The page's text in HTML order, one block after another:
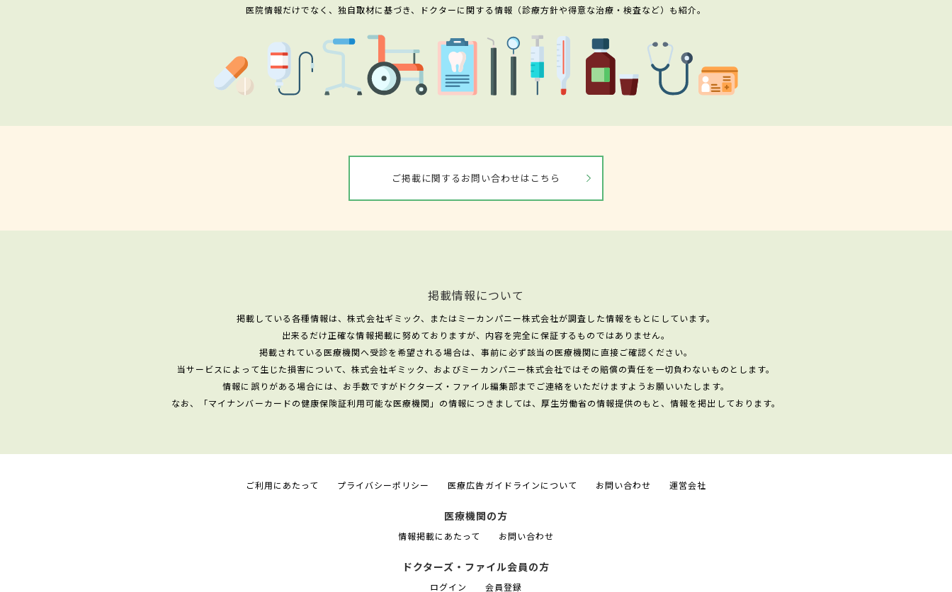
医院情報だけでなく、独自取材に基づき、ドクターに関する情報（診療方針や得意な治療・検査など）も紹介。
ご掲載に関するお問い合わせはこちら
掲載情報について
掲載している各種情報は、株式会社ギミック、またはミーカンパニー株式会社が調査した情報をもとにしています。
出来るだけ正確な情報掲載に努めておりますが、内容を完全に保証するものではありません。
掲載されている医療機関へ受診を希望される場合は、事前に必ず該当の医療機関に直接ご確認ください。
当サービスによって生じた損害について、株式会社ギミック、およびミーカンパニー株式会社ではその賠償の責任を一切負わないものとします。
情報に誤りがある場合には、お手数ですがドクターズ・ファイル編集部までご連絡をいただけますようお願いいたします。
なお、「マイナンバーカードの健康保険証利用可能な医療機関」の情報につきましては、厚生労働省の情報提供のもと、情報を掲出しております。
ご利用にあたって プライバシーポリシー 医療広告ガイドラインについて お問い合わせ 運営会社
医療機関の方
情報掲載にあたって お問い合わせ
ドクターズ・ファイル会員の方
ログイン 会員登録